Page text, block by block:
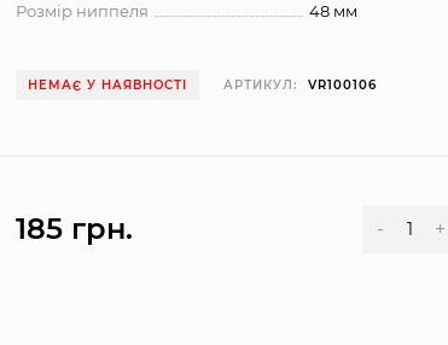
Розмір ниппеля
48 мм
НЕМАЄ У НАЯВНОСТІ АРТИКУЛ: VR100106
185 грн. - +